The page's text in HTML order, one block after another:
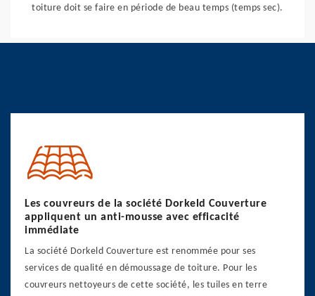
toiture doit se faire en période de beau temps (temps sec).
Les couvreurs de la société Dorkeld Couverture
appliquent un anti-mousse avec efficacité
immédiate
La société Dorkeld Couverture est renommée pour ses
services de qualité en démoussage de toiture. Pour les
couvreurs nettoyeurs de cette société, les tuiles en terre